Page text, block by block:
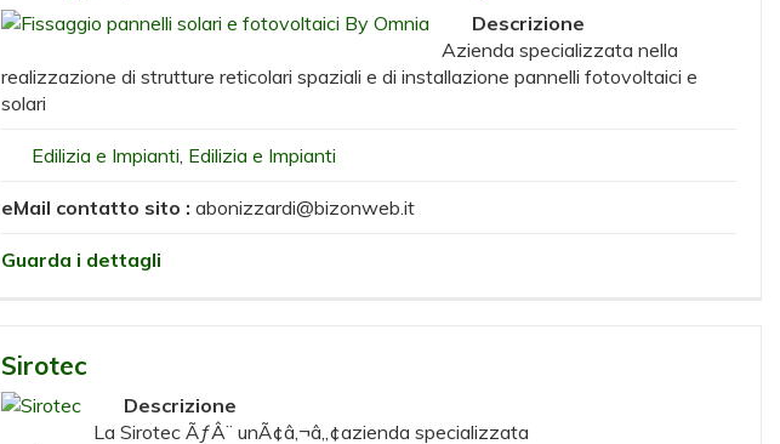
Descrizione
Azienda specializzata nella
realizzazione di strutture reticolari spaziali e di installazione pannelli fotovoltaici e
solari
Edilizia e Impianti Edilizia e Impianti
eMail contatto sito : abonizzardi@bizonweb.it
Guarda i dettagli
Sirotec
Descrizione
La Sirotec ÃƒÂ¨ unÃ¢â‚¬â„¢azienda specializzata